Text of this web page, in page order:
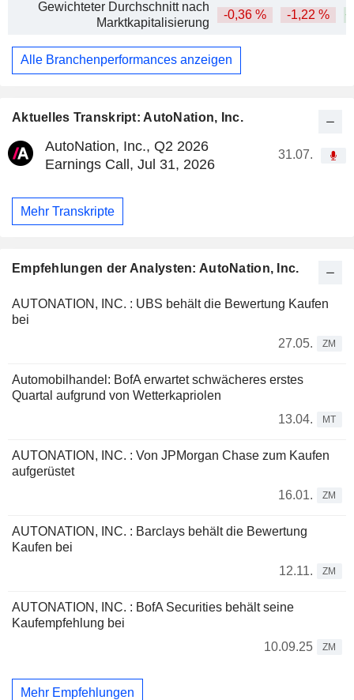
Aktuelles Transkript: AutoNation, Inc.
AutoNation, Inc., Q2 2026
Earnings Call, Jul 31, 2026
31.07.
Mehr Transkripte
Empfehlungen der Analysten: AutoNation, Inc.
AUTONATION, INC. : UBS behält die Bewertung Kaufen
bei
27.05.
ZM
Automobilhandel: BofA erwartet schwächeres erstes
Quartal aufgrund von Wetterkapriolen
13.04.
MT
AUTONATION, INC. : Von JPMorgan Chase zum Kaufen
aufgerüstet
16.01.
ZM
AUTONATION, INC. : Barclays behält die Bewertung
Kaufen bei
12.11.
ZM
AUTONATION, INC. : BofA Securities behält seine
Kaufempfehlung bei
10.09.25
ZM
Mehr Empfehlungen
Gewichteter Durchschnitt nach
Marktkapitalisierung
-0,36 % -1,22 %
Alle Branchenperformances anzeigen